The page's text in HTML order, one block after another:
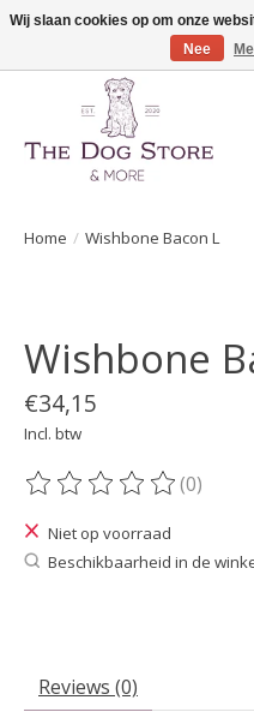
De speciaalzaak in
Home / Wishbone Bacon L
Wishbone
€34,15
Incl. btw
De beoordeling van dit
(0)
Niet op voorraad
Beschikbaarheid in de
Reviews (0)
Wij slaan cookies op om onze
Nee